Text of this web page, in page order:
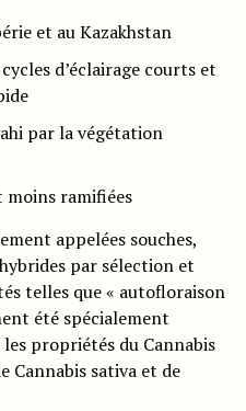
et au Kazakhstan
d’éclairage courts et
par la végétation
ramifiées
appelées souches,
par sélection et
telles que « autofloraison
été spécialement
propriétés du Cannabis
Cannabis sativa et de